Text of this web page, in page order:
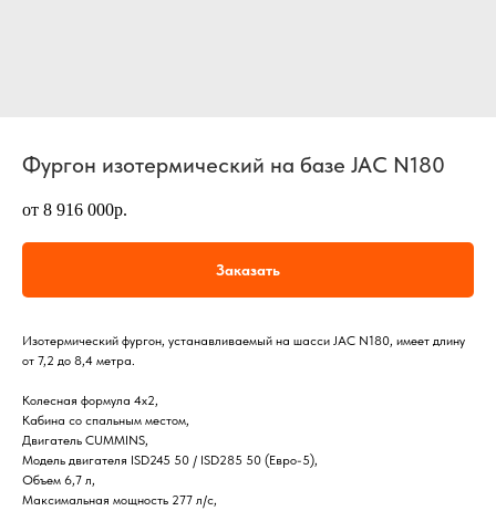
Фургон изотермический на базе JAC N180
от 8 916 000р.
Заказать
Изотермический фургон, устанавливаемый на шасси JAC N180, имеет длину
от 7,2 до 8,4 метра.
Колесная формула 4х2,
Кабина со спальным местом,
Двигатель CUMMINS,
Модель двигателя ISD245 50 / ISD285 50 (Евро-5),
Объем 6,7 л,
Максимальная мощность 277 л/с,